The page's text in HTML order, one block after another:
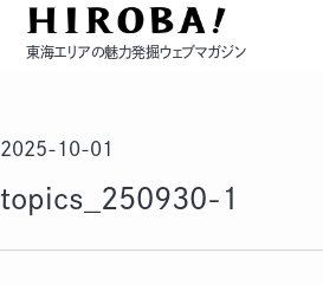
東海エリアの魅力発掘ウェブマガジン
コンテンツ
2025-10-01
topics_250930-1